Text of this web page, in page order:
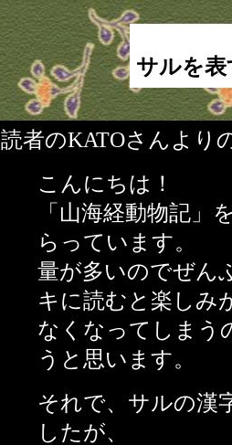
サルを
読者のKATOさんより
こんにちは！
「山海経動物記」
らっています。
量が多いのでぜん
キに読むと楽しみ
なくなってしまう
うと思います。
それで、サルの漢
したが、